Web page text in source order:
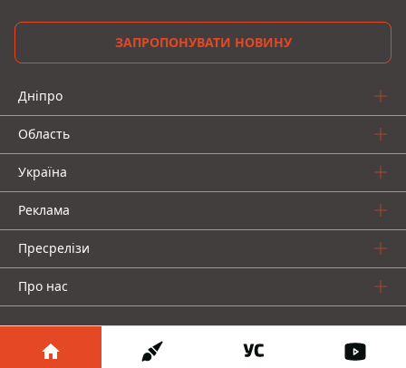
ЗАПРОПОНУВАТИ НОВИНУ
Дніпро
Область
Україна
Реклама
Пресрелізи
Про нас